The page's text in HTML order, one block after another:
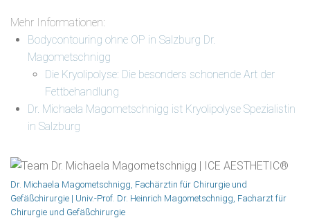
Mehr Informationen:
Bodycontouring ohne OP in Salzburg Dr.
Magometschnigg
Die Kryolipolyse: Die besonders schonende Art der
Fettbehandlung
Dr. Michaela Magometschnigg ist Kryolipolyse Spezialistin
in Salzburg
Dr. Michaela Magometschnigg, Fachärztin für Chirurgie und
Gefäßchirurgie | Univ.-Prof. Dr. Heinrich Magometschnigg, Facharzt für
Chirurgie und Gefäßchirurgie